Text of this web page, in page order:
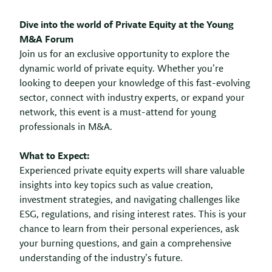
Dive into the world of Private Equity at the Young
M&A Forum
Join us for an exclusive opportunity to explore the
dynamic world of private equity. Whether you’re
looking to deepen your knowledge of this fast-evolving
sector, connect with industry experts, or expand your
network, this event is a must-attend for young
professionals in M&A.
What to Expect:
Experienced private equity experts will share valuable
insights into key topics such as value creation,
investment strategies, and navigating challenges like
ESG, regulations, and rising interest rates. This is your
chance to learn from their personal experiences, ask
your burning questions, and gain a comprehensive
understanding of the industry’s future.